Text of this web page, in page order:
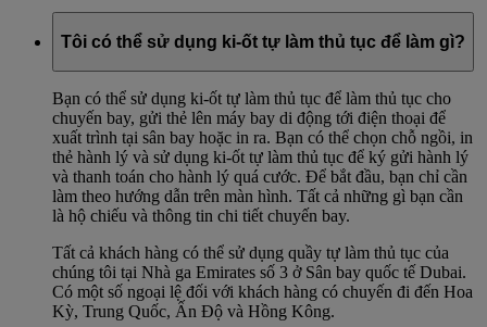
Tôi có thể sử dụng ki-ốt tự làm thủ tục để làm gì?
Bạn có thể sử dụng ki-ốt tự làm thủ tục để làm thủ tục cho
chuyến bay, gửi thẻ lên máy bay di động tới điện thoại để
xuất trình tại sân bay hoặc in ra. Bạn có thể chọn chỗ ngồi, in
thẻ hành lý và sử dụng ki-ốt tự làm thủ tục để ký gửi hành lý
và thanh toán cho hành lý quá cước. Để bắt đầu, bạn chỉ cần
làm theo hướng dẫn trên màn hình. Tất cả những gì bạn cần
là hộ chiếu và thông tin chi tiết chuyến bay.
Tất cả khách hàng có thể sử dụng quầy tự làm thủ tục của
chúng tôi tại Nhà ga Emirates số 3 ở Sân bay quốc tế Dubai.
Có một số ngoại lệ đối với khách hàng có chuyến đi đến Hoa
Kỳ, Trung Quốc, Ấn Độ và Hồng Kông.